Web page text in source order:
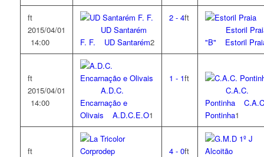
ft
2015/04/01
14:00
UD Santarém
F. F.
UD Santarém2
2- 4ft
Estoril
"B"
Estoril
ft
2015/04/01
14:00
A.D.C.
Encarnação e
Olivais
A.D.C.E.O1
1 - 1ft
C.A.C.
Pontinha
Pontinha1
ft
4- 0ft